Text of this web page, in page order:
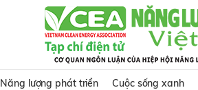
Năng lượng phát triển Cuộc sống xanh